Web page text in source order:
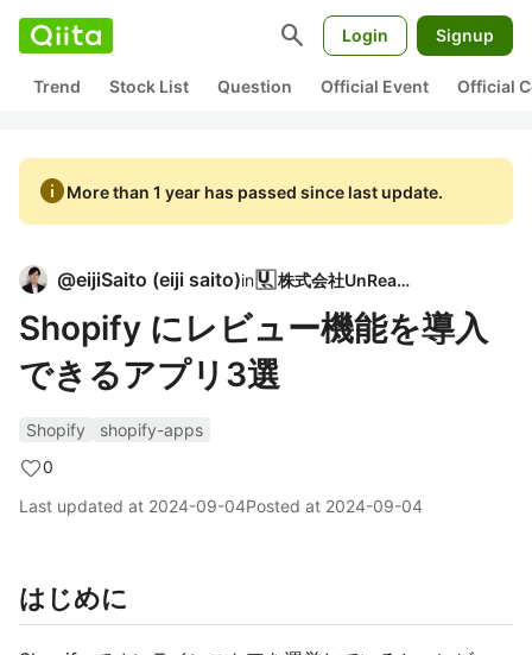
search Login Signup
Trend Stock List Question Official Event Official
infoMore than 1 year has passed since last update.
@eijiSaito (eiji saito)in 株式会社UnReact
Shopify にレビュー機能を導入
できるアプリ3選
Shopify
shopify-apps
0
Last updated at 2024-09-04Posted at 2024-09-04
はじめに